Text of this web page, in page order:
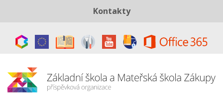
Kontakty
Datová schránka:ye8cp64